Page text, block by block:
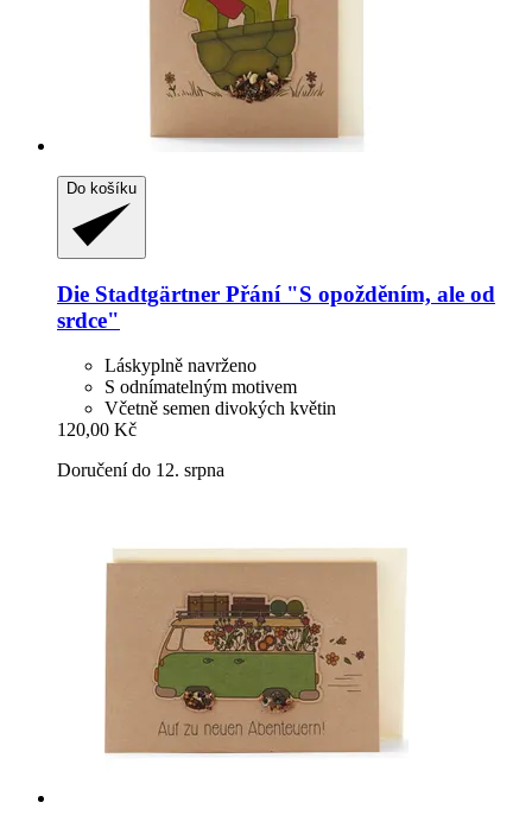
Do košíku
Die Stadtgärtner Přání "S opožděním, ale od
srdce"
Láskyplně navrženo
S odnímatelným motivem
Včetně semen divokých květin
120,00 Kč
Doručení do 12. srpna